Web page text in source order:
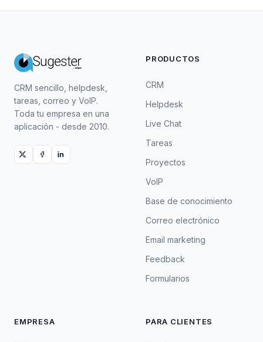
CRM sencillo, helpdesk,
tareas, correo y VoIP.
Toda tu empresa en una
aplicación - desde 2010.
PRODUCTOS
CRM
Helpdesk
Live Chat
Tareas
Proyectos
VoIP
Base de conocimiento
Correo electrónico
Email marketing
Feedback
Formularios
EMPRESA PARA CLIENTES